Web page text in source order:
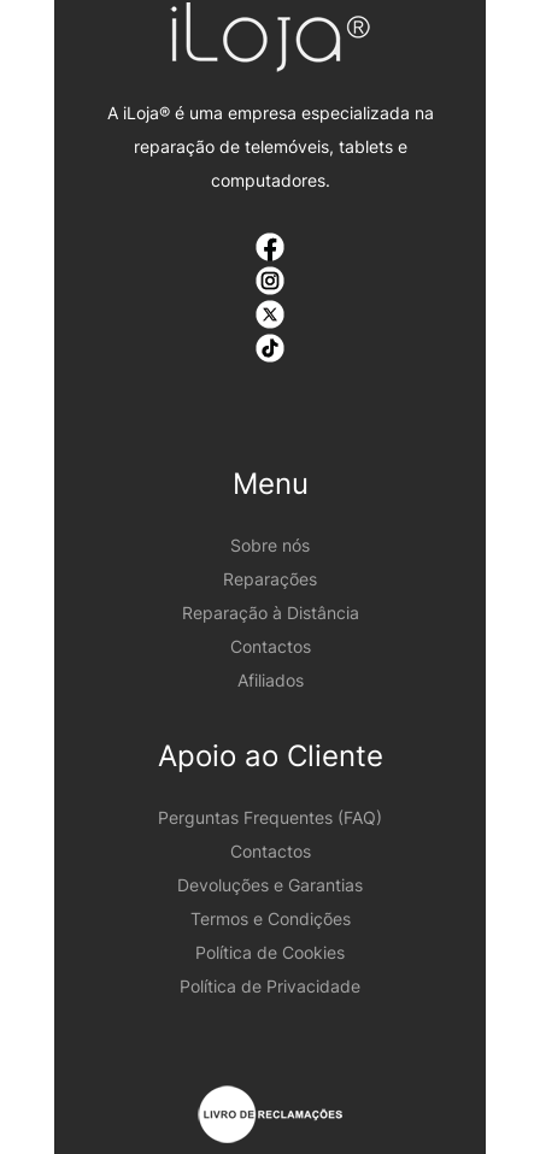
A iLoja® é uma empresa especializada na
reparação de telemóveis, tablets e
computadores.
Menu
Sobre nós
Reparações
Reparação à Distância
Contactos
Afiliados
Apoio ao Cliente
Perguntas Frequentes (FAQ)
Contactos
Devoluções e Garantias
Termos e Condições
Política de Cookies
Política de Privacidade